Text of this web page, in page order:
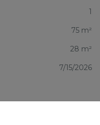
1
75 m²
28 m²
7/15/2026